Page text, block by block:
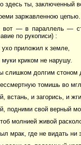
здесь ты, заключенный
заржавленною
вот — в параллель —
по рукописи) :
приложил к земле,
криком не нарушу.
слишком долгим стоном
томишь во
встань, и загорись, и
подними свой верный
молнией живой
мрак, где не видать ни